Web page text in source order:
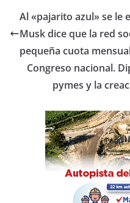
e
b
o
o
k
er s
A
p
p
p
Al «pajarito azul» se le
Musk dice que la red
pequeña cuota
Congreso nacional.
pymes y la